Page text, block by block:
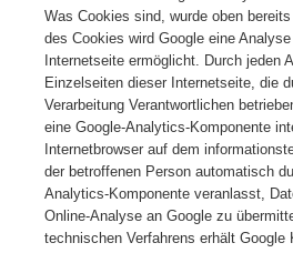
Was Cookies sind, wurde oben
des Cookies wird Google eine
Internetseite ermöglicht. Durch jeden
Einzelseiten dieser Internetseite, die
Verarbeitung Verantwortlichen
eine Google-Analytics-Komponente
Internetbrowser auf dem
der betroffenen Person automatisch
Analytics-Komponente veranlasst,
Online-Analyse an Google zu
technischen Verfahrens erhält Google